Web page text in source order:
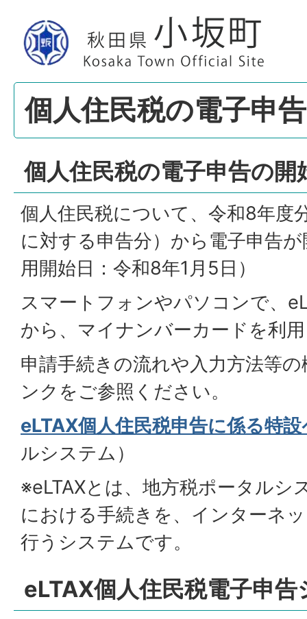
個人住民税の電子申
個人住民税の電子申告の開
個人住民税について、令和8年度
に対する申告分）から電子申告
用開始日：令和8年1月5日）
スマートフォンやパソコンで、
から、マイナンバーカードを利
申請手続きの流れや入力方法等
ンクをご参照ください。
eLTAX個人住民税申告に係る特
ルシステム）
※eLTAXとは、地方税ポータルシ
における手続きを、インターネ
行うシステムです。
eLTAX個人住民税電子申告